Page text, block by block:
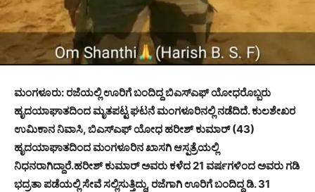
ಮಂಗಳೂರು: ರಜೆಯಲ್ಲಿ ಊರಿಗೆ ಬಂದಿದ್ದ ಬಿಎಸ್‍ಎಫ್ ಯೋಧರೊಬ್ಬರು
ಹೃದಯಾಘಾತದಿಂದ ಮೃತಪಟ್ಟ ಘಟನೆ ಮಂಗಳೂರಿನಲ್ಲಿ ನಡೆದಿದೆ. ಕುಲಶೇಖರ
ಉಮಿಕಾನ ನಿವಾಸಿ, ಬಿಎಸ್‍ಎಫ್ ಯೋಧ ಹರೀಶ್ ಕುಮಾರ್ (43)
ಹೃದಯಾಘಾತದಿಂದ ಮಂಗಳೂರಿನ ಖಾಸಗಿ ಆಸ್ಪತ್ರೆಯಲ್ಲಿ
ನಿಧನರಾಗಿದ್ದಾರೆ.ಹರೀಶ್ ಕುಮಾರ್ ಅವರು ಕಳೆದ 21 ವರ್ಷಗಳಿಂದ ಅವರು ಗಡಿ
ಭದ್ರತಾ ಪಡೆಯಲ್ಲಿ ಸೇವೆ ಸಲ್ಲಿಸುತ್ತಿದ್ದು, ರಜೆಗಾಗಿ ಊರಿಗೆ ಬಂದಿದ್ದ ಡಿ. 31